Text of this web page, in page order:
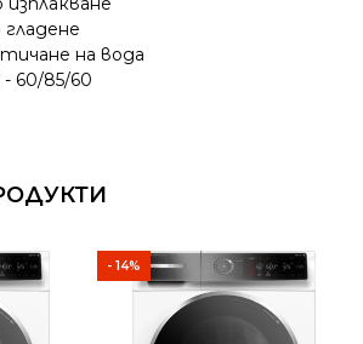
гладене
на вода
60/85/60
- 14%